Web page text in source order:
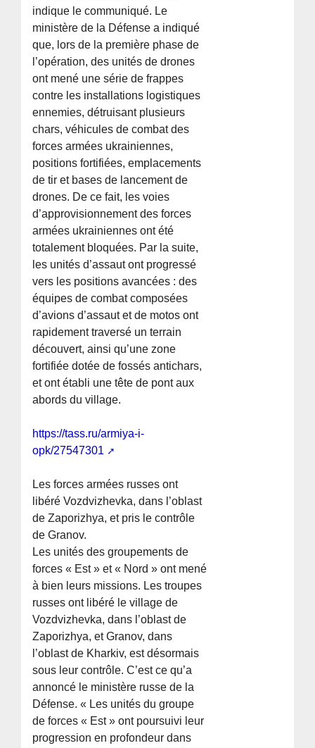
indique le communiqué. Le
ministère de la Défense a indiqué
que, lors de la première phase de
l’opération, des unités de drones
ont mené une série de frappes
contre les installations logistiques
ennemies, détruisant plusieurs
chars, véhicules de combat des
forces armées ukrainiennes,
positions fortifiées, emplacements
de tir et bases de lancement de
drones. De ce fait, les voies
d’approvisionnement des forces
armées ukrainiennes ont été
totalement bloquées. Par la suite,
les unités d’assaut ont progressé
vers les positions avancées : des
équipes de combat composées
d’avions d’assaut et de motos ont
rapidement traversé un terrain
découvert, ainsi qu’une zone
fortifiée dotée de fossés antichars,
et ont établi une tête de pont aux
abords du village.
https://tass.ru/armiya-i-
opk/27547301
Les forces armées russes ont
libéré Vozdvizhevka, dans l’oblast
de Zaporizhya, et pris le contrôle
de Granov.
Les unités des groupements de
forces « Est » et « Nord » ont mené
à bien leurs missions. Les troupes
russes ont libéré le village de
Vozdvizhevka, dans l’oblast de
Zaporizhya, et Granov, dans
l’oblast de Kharkiv, est désormais
sous leur contrôle. C’est ce qu’a
annoncé le ministère russe de la
Défense. « Les unités du groupe
de forces « Est » ont poursuivi leur
progression en profondeur dans